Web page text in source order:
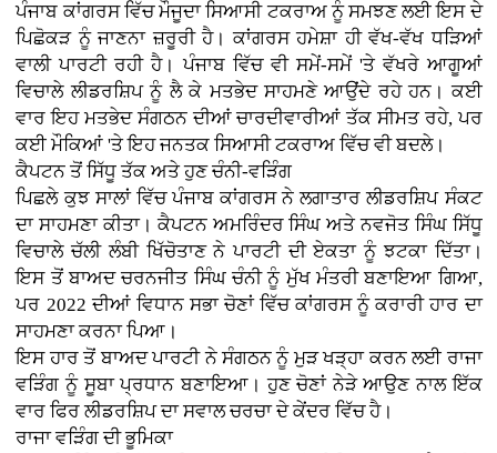
ਪੰਜਾਬ ਕਾਂਗਰਸ ਵਿੱਚ ਮੌਜੂਦਾ ਸਿਆਸੀ ਟਕਰਾਅ ਨੂੰ ਸਮਝਣ ਲਈ ਇਸ ਦੇ
ਪਿਛੋਕੜ ਨੂੰ ਜਾਣਨਾ ਜ਼ਰੂਰੀ ਹੈ। ਕਾਂਗਰਸ ਹਮੇਸ਼ਾ ਹੀ ਵੱਖ-ਵੱਖ ਧੜਿਆਂ
ਵਾਲੀ ਪਾਰਟੀ ਰਹੀ ਹੈ। ਪੰਜਾਬ ਵਿੱਚ ਵੀ ਸਮੇਂ-ਸਮੇਂ 'ਤੇ ਵੱਖਰੇ ਆਗੂਆਂ
ਵਿਚਾਲੇ ਲੀਡਰਸ਼ਿਪ ਨੂੰ ਲੈ ਕੇ ਮਤਭੇਦ ਸਾਹਮਣੇ ਆਉਂਦੇ ਰਹੇ ਹਨ। ਕਈ
ਵਾਰ ਇਹ ਮਤਭੇਦ ਸੰਗਠਨ ਦੀਆਂ ਚਾਰਦੀਵਾਰੀਆਂ ਤੱਕ ਸੀਮਤ ਰਹੇ, ਪਰ
ਕਈ ਮੌਕਿਆਂ 'ਤੇ ਇਹ ਜਨਤਕ ਸਿਆਸੀ ਟਕਰਾਅ ਵਿੱਚ ਵੀ ਬਦਲੇ।
ਕੈਪਟਨ ਤੋਂ ਸਿੱਧੂ ਤੱਕ ਅਤੇ ਹੁਣ ਚੰਨੀ-ਵੜਿੰਗ
ਪਿਛਲੇ ਕੁਝ ਸਾਲਾਂ ਵਿੱਚ ਪੰਜਾਬ ਕਾਂਗਰਸ ਨੇ ਲਗਾਤਾਰ ਲੀਡਰਸ਼ਿਪ ਸੰਕਟ
ਦਾ ਸਾਹਮਣਾ ਕੀਤਾ। ਕੈਪਟਨ ਅਮਰਿੰਦਰ ਸਿੰਘ ਅਤੇ ਨਵਜੋਤ ਸਿੰਘ ਸਿੱਧੂ
ਵਿਚਾਲੇ ਚੱਲੀ ਲੰਬੀ ਖਿੱਚੋਤਾਣ ਨੇ ਪਾਰਟੀ ਦੀ ਏਕਤਾ ਨੂੰ ਝਟਕਾ ਦਿੱਤਾ।
ਇਸ ਤੋਂ ਬਾਅਦ ਚਰਨਜੀਤ ਸਿੰਘ ਚੰਨੀ ਨੂੰ ਮੁੱਖ ਮੰਤਰੀ ਬਣਾਇਆ ਗਿਆ,
ਪਰ 2022 ਦੀਆਂ ਵਿਧਾਨ ਸਭਾ ਚੋਣਾਂ ਵਿੱਚ ਕਾਂਗਰਸ ਨੂੰ ਕਰਾਰੀ ਹਾਰ ਦਾ
ਸਾਹਮਣਾ ਕਰਨਾ ਪਿਆ।
ਇਸ ਹਾਰ ਤੋਂ ਬਾਅਦ ਪਾਰਟੀ ਨੇ ਸੰਗਠਨ ਨੂੰ ਮੁੜ ਖੜ੍ਹਾ ਕਰਨ ਲਈ ਰਾਜਾ
ਵੜਿੰਗ ਨੂੰ ਸੂਬਾ ਪ੍ਰਧਾਨ ਬਣਾਇਆ। ਹੁਣ ਚੋਣਾਂ ਨੇੜੇ ਆਉਣ ਨਾਲ ਇੱਕ
ਵਾਰ ਫਿਰ ਲੀਡਰਸ਼ਿਪ ਦਾ ਸਵਾਲ ਚਰਚਾ ਦੇ ਕੇਂਦਰ ਵਿੱਚ ਹੈ।
ਰਾਜਾ ਵੜਿੰਗ ਦੀ ਭੂਮਿਕਾ